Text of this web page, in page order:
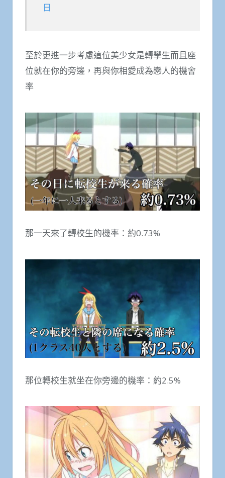
日
至於更進一步考慮這位美少女是轉學生而且座
位就在你的旁邊，再與你相愛成為戀人的機會
率
那一天來了轉校生的機率：約0.73%
那位轉校生就坐在你旁邊的機率：約2.5%